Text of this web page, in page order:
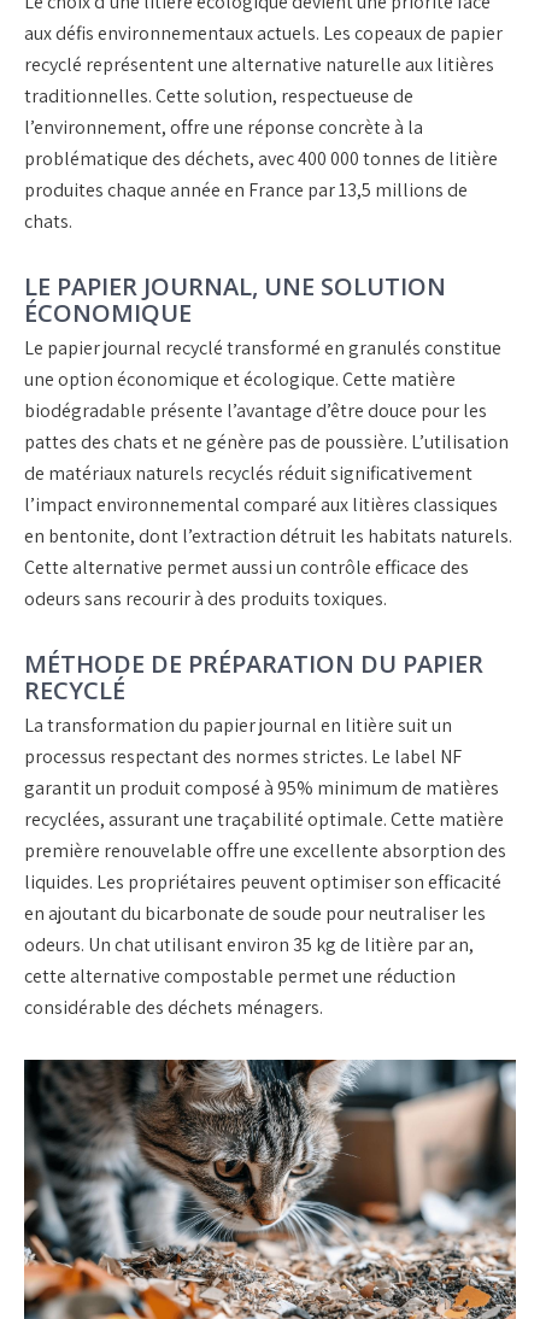
aux défis environnementaux actuels. Les copeaux de papier
recyclé représentent une alternative naturelle aux litières
traditionnelles. Cette solution, respectueuse de
l’environnement, offre une réponse concrète à la
problématique des déchets, avec 400 000 tonnes de litière
produites chaque année en France par 13,5 millions de
chats.
LE PAPIER JOURNAL, UNE SOLUTION
ÉCONOMIQUE
Le papier journal recyclé transformé en granulés constitue
une option économique et écologique. Cette matière
biodégradable présente l’avantage d’être douce pour les
pattes des chats et ne génère pas de poussière. L’utilisation
de matériaux naturels recyclés réduit significativement
l’impact environnemental comparé aux litières classiques
en bentonite, dont l’extraction détruit les habitats naturels.
Cette alternative permet aussi un contrôle efficace des
odeurs sans recourir à des produits toxiques.
MÉTHODE DE PRÉPARATION DU PAPIER
RECYCLÉ
La transformation du papier journal en litière suit un
processus respectant des normes strictes. Le label NF
garantit un produit composé à 95% minimum de matières
recyclées, assurant une traçabilité optimale. Cette matière
première renouvelable offre une excellente absorption des
liquides. Les propriétaires peuvent optimiser son efficacité
en ajoutant du bicarbonate de soude pour neutraliser les
odeurs. Un chat utilisant environ 35 kg de litière par an,
cette alternative compostable permet une réduction
considérable des déchets ménagers.